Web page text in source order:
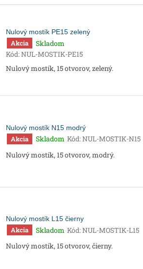
Nulový mostík PE15 zelený
Akcia
Skladom
Kód:NUL-MOSTIK-PE15
Nulový mostík, 15 otvorov, zelený.
Nulový mostík N15 modrý
Akcia Skladom Kód:NUL-MOSTIK-N15
Nulový mostík, 15 otvorov, modrý.
Nulový mostík L15 čierny
Akcia Skladom Kód:NUL-MOSTIK-L15
Nulový mostík, 15 otvorov, čierny.